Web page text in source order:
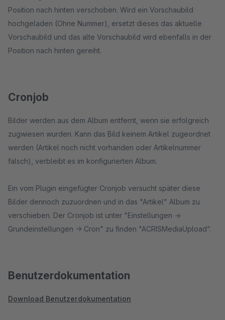
Position nach hinten verschoben. Wird ein Vorschaubild
hochgeladen (Ohne Nummer), ersetzt dieses das aktuelle
Vorschaubild und das alte Vorschaubild wird ebenfalls in der
Position nach hinten gereiht.
Cronjob
Bilder werden aus dem Album entfernt, wenn sie erfolgreich
zugwiesen wurden. Kann das Bild keinem Artikel zugeordnet
werden (Artikel noch nicht vorhanden oder Artikelnummer
falsch), verbleibt es im konfigurierten Album.
Ein vom Plugin eingefügter Cronjob versucht später diese
Bilder dennoch zuzuordnen und in das "Artikel" Album zu
verschieben. Der Cronjob ist unter "Einstellungen ->
Grundeinstellungen -> Cron" zu finden "ACRISMediaUpload“.
Benutzerdokumentation
Download Benutzerdokumentation